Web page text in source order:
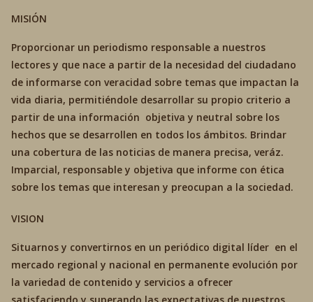
MISIÓN
Proporcionar un periodismo responsable a nuestros
lectores y que nace a partir de la necesidad del ciudadano
de informarse con veracidad sobre temas que impactan la
vida diaria, permitiéndole desarrollar su propio criterio a
partir de una información objetiva y neutral sobre los
hechos que se desarrollen en todos los ámbitos. Brindar
una cobertura de las noticias de manera precisa, veráz.
Imparcial, responsable y objetiva que informe con ética
sobre los temas que interesan y preocupan a la sociedad.
VISION
Situarnos y convertirnos en un periódico digital líder en el
mercado regional y nacional en permanente evolución por
la variedad de contenido y servicios a ofrecer